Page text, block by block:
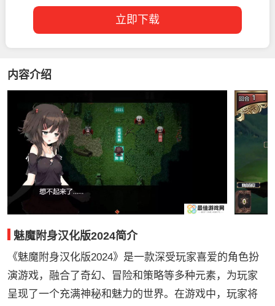
立即下载
内容介绍
魅魔附身汉化版2024简介
《魅魔附身汉化版2024》是一款深受玩家喜爱的角色扮
演游戏，融合了奇幻、冒险和策略等多种元素，为玩家
呈现了一个充满神秘和魅力的世界。在游戏中，玩家将